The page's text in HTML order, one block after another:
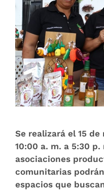
Se realizará el 15 de
10:00 a. m. a 5:30
asociaciones
comunitarias
espacios que